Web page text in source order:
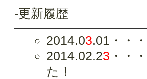
-更新履歴
2014.03.01・・・
2014.02.23 ・・・
た！